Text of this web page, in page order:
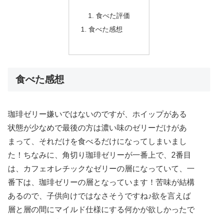
食べた評価
食べた感想
食べた感想
珈琲ゼリー嫌いではないのですが、ホイップがある
状態が少なめで最後の方は濃い味のゼリーだけがあ
まって、それだけを食べるだけになってしまいまし
た！ちなみに、角切り珈琲ゼリーが一番上で、2番目
は、カフェオレチックなゼリーの層になっていて、一
番下は、珈琲ゼリーの層となっています！苦味が結構
あるので、子供向けではなさそうですね♪欲を言えば
層と層の間にマイルド仕様にする何かが欲しかったで